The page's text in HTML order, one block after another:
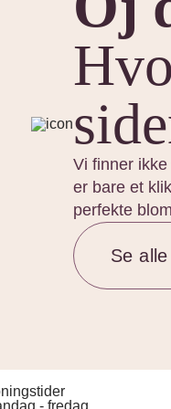
Vi finner
er bare et
perfekte
Se
- fredag